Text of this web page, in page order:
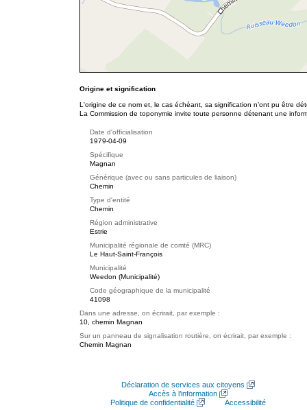
Origine et signification
L'origine de ce nom et, le cas échéant, sa signification n’ont pu être
La Commission de toponymie invite toute personne détenant une
Date d'officialisation
1979-04-09
Spécifique
Magnan
Générique (avec ou sans particules de liaison)
Chemin
Type d'entité
Chemin
Région administrative
Estrie
Municipalité régionale de comté (MRC)
Le Haut-Saint-François
Municipalité
Weedon (Municipalité)
Code géographique de la municipalité
41098
Dans une adresse, on écrirait, par exemple :
10, chemin Magnan
Sur un panneau de signalisation routière, on écrirait, par exemple :
Chemin Magnan
Déclaration de services aux citoyens
Accès à l’information
Politique de confidentialité
Accessibilité